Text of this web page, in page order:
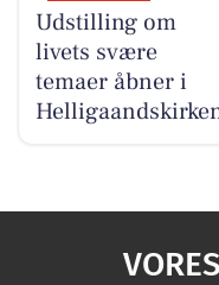
Udstilling om
livets svære
temaer åbner i